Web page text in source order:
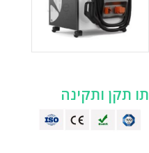
תו תקן ותקינה